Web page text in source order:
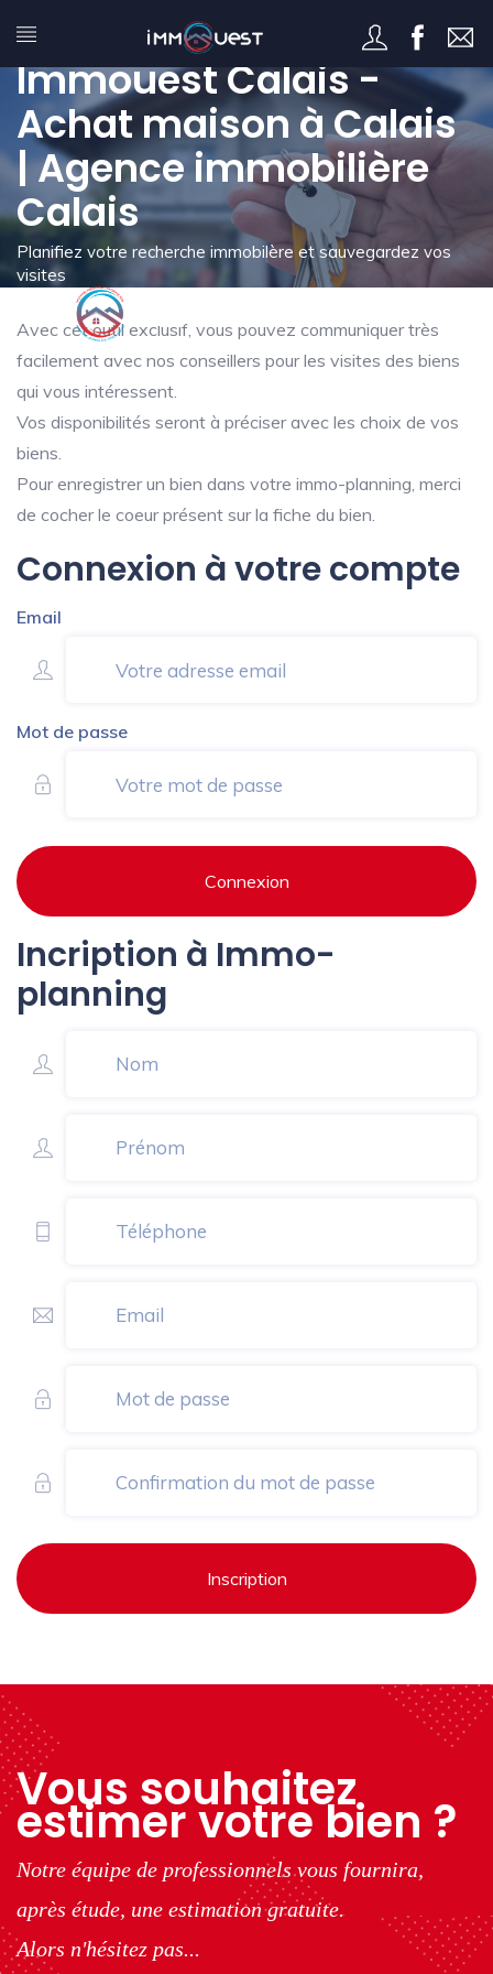
Mon immo-planning -
Immouest Calais -
Achat maison à Calais
| Agence immobilière
Calais
Planifiez votre recherche immobilère et sauvegardez vos
visites
Avec cet outil exclusif, vous pouvez communiquer très
facilement avec nos conseillers pour les visites des biens
qui vous intéressent.
Vos disponibilités seront à préciser avec les choix de vos
biens.
Pour enregistrer un bien dans votre immo-planning, merci
de cocher le coeur présent sur la fiche du bien.
Connexion à votre compte
Email
Mot de passe
Connexion
Incription à Immo-
planning
Inscription
Vous souhaitez
estimer votre bien ?
Notre équipe de professionnels vous fournira,
après étude, une estimation gratuite.
Alors n'hésitez pas...